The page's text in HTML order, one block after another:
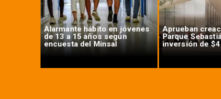
Alarmante hábito en jóvenes
de 13 a 15 años según
encuesta del Minsal
Aprueban
Parque
inversión de